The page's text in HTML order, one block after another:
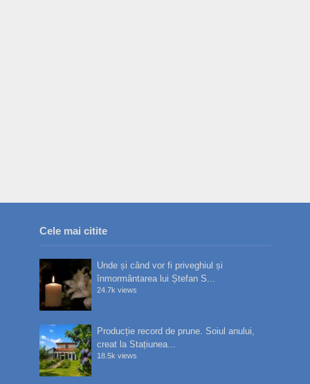
Cele mai citite
Unde și când vor fi priveghiul și
înmormântarea lui Ștefan S...
24.7k views
Producție record de prune. Soiul anului,
creat la Stațiunea...
18.5k views